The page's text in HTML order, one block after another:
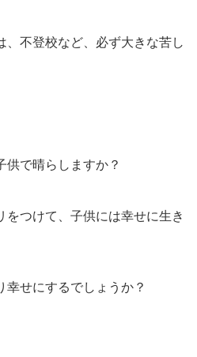
、不登校など、必ず大きな苦し
供で晴らしますか？
をつけて、子供には幸せに生き
幸せにするでしょうか？